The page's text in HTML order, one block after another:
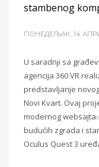
stambenog
ПОНЕДЕЉАК, 14
U saradnji sa
agencija 360 VR
predstavljanje
Novi Kvart. Ovaj
modernog
budućih zgrada i
Oculus Quest 3